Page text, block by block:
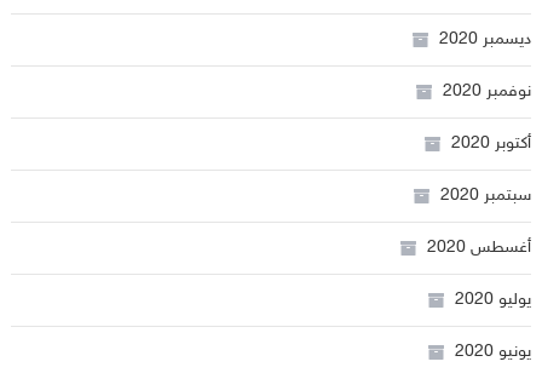
ديسمبر 2020
نوفمبر 2020
أكتوبر 2020
سبتمبر 2020
أغسطس 2020
يوليو 2020
يونيو 2020